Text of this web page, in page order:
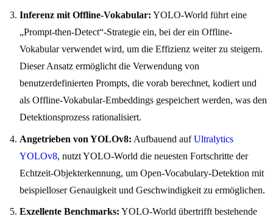
Inferenz mit Offline-Vokabular: YOLO-World führt eine
„Prompt-then-Detect“-Strategie ein, bei der ein Offline-
Vokabular verwendet wird, um die Effizienz weiter zu steigern.
Dieser Ansatz ermöglicht die Verwendung von
benutzerdefinierten Prompts, die vorab berechnet, kodiert und
als Offline-Vokabular-Embeddings gespeichert werden, was den
Detektionsprozess rationalisiert.
Angetrieben von YOLOv8: Aufbauend aufUltralytics
YOLOv8, nutzt YOLO-World die neuesten Fortschritte der
Echtzeit-Objekterkennung, um Open-Vocabulary-Detektion mit
beispielloser Genauigkeit und Geschwindigkeit zu ermöglichen.
Exzellente Benchmarks: YOLO-World übertrifft bestehende